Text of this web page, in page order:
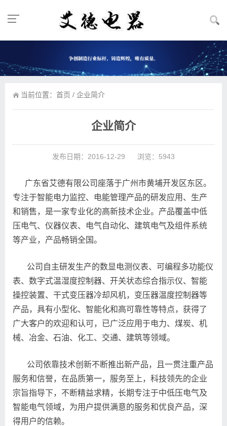
当前位置： 首页 / 企业简介
企业简介
发布日期：2016-12-29 浏览：5943
广东省艾德有限公司座落于广州市黄埔开发区东区。
专注于智能电力监控、电能管理产品的研发应用、生产
和销售，是一家专业化的高新技术企业。产品覆盖中低
压电气、仪器仪表、电气自动化、建筑电气及组件系统
等产业，产品畅销全国。
公司自主研发生产的数显电测仪表、可编程多功能仪
表、数字式温湿度控制器、开关状态综合指示仪、智能
操控装置、干式变压器冷却风机，变压器温度控制器等
产品，具有小型化、智能化和高可靠性等特点，获得了
广大客户的欢迎和认可，已广泛应用于电力、煤炭、机
械、冶金、石油、化工、交通、建筑等领域。
公司依靠技术创新不断推出新产品，且一贯注重产品
服务和信誉，在品质第一，服务至上，科技领先的企业
宗旨指导下，不断精益求精，长期专注于中低压电气及
智能电气领域，为用户提供满意的服务和优良产品，深
得用户的信赖。